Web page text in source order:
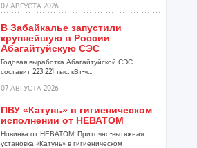
07 АВГУСТА 2026
В Забайкалье запустили
крупнейшую в России
Абагайтуйскую СЭС
Годовая выработка Абагайтуйской СЭС
составит 223 221 тыс. кВт-ч...
07 АВГУСТА 2026
ПВУ «Катунь» в гигиеническом
исполнении от НЕВАТОМ
Новинка от НЕВАТОМ: Приточно-вытяжная
установка «Катунь» в гигиеническом